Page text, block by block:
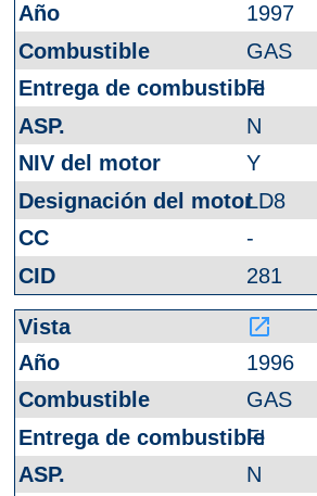
1997
GAS
FI
N
Y
LD8
-
281
launch
1996
GAS
FI
N